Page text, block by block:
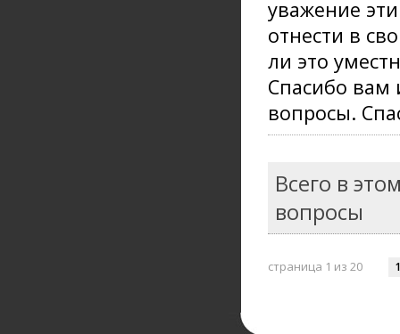
уважение
отнести в
ли это
Спасибо вам
вопросы.
Всего в
вопросы
страница 1 из 20